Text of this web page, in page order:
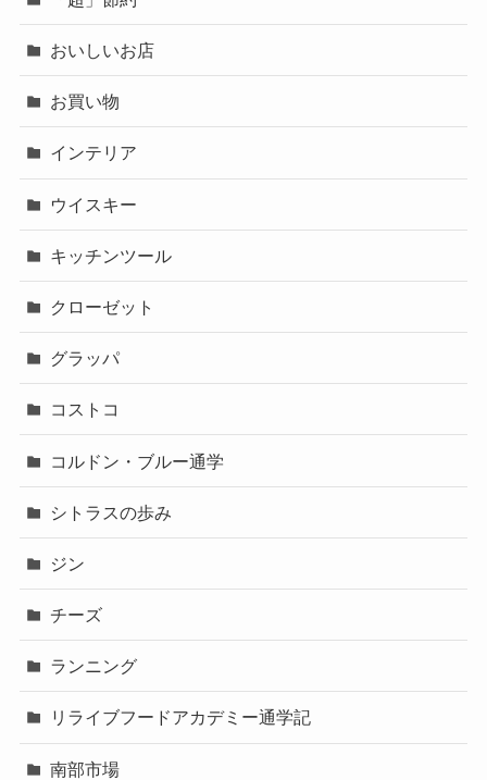
おいしいお店
お買い物
インテリア
ウイスキー
キッチンツール
クローゼット
グラッパ
コストコ
コルドン・ブルー通学
シトラスの歩み
ジン
チーズ
ランニング
リライブフードアカデミー通学記
南部市場